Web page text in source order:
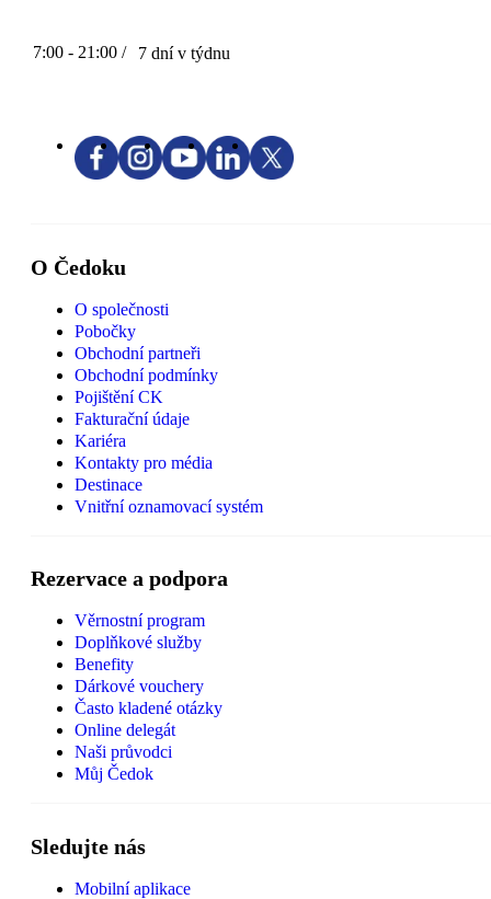
7:00 - 21:00 / 7 dní v týdnu
O Čedoku
O společnosti
Pobočky
Obchodní partneři
Obchodní podmínky
Pojištění CK
Fakturační údaje
Kariéra
Kontakty pro média
Destinace
Vnitřní oznamovací systém
Rezervace a podpora
Věrnostní program
Doplňkové služby
Benefity
Dárkové vouchery
Často kladené otázky
Online delegát
Naši průvodci
Můj Čedok
Sledujte nás
Mobilní aplikace